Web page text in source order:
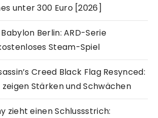
unter 300 Euro [2026]
Babylon Berlin: ARD-Serie
Steam-Spiel
Creed Black Flag Resynced:
Stärken und Schwächen
zieht einen Schlussstrich: